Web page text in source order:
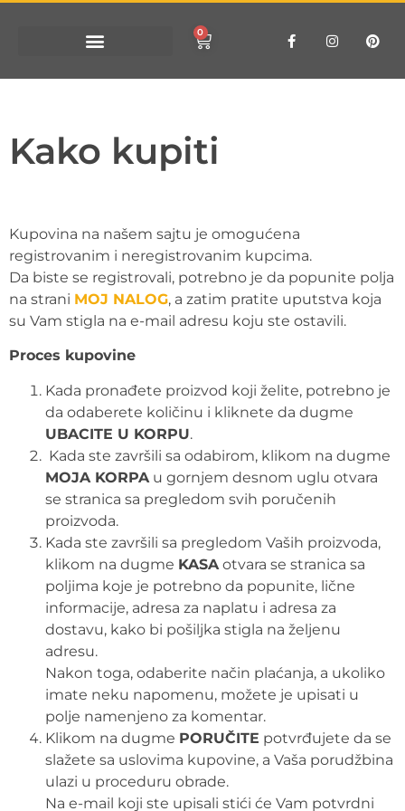
0
Kako kupiti
Kupovina na našem sajtu je omogućena
registrovanim i neregistrovanim kupcima.
Da biste se registrovali, potrebno je da popunite polja
na strani MOJ NALOG, a zatim pratite uputstva koja
su Vam stigla na e-mail adresu koju ste ostavili.
Proces kupovine
Kada pronađete proizvod koji želite, potrebno je
da odaberete količinu i kliknete da dugme
UBACITE U KORPU.
Kada ste završili sa odabirom, klikom na dugme
MOJA KORPA u gornjem desnom uglu otvara
se stranica sa pregledom svih poručenih
proizvoda.
Kada ste završili sa pregledom Vaših proizvoda,
klikom na dugme KASA otvara se stranica sa
poljima koje je potrebno da popunite, lične
informacije, adresa za naplatu i adresa za
dostavu, kako bi pošiljka stigla na željenu
adresu.
Nakon toga, odaberite način plaćanja, a ukoliko
imate neku napomenu, možete je upisati u
polje namenjeno za komentar.
Klikom na dugme PORUČITE potvrđujete da se
slažete sa uslovima kupovine, a Vaša porudžbina
ulazi u proceduru obrade.
Na e-mail koji ste upisali stići će Vam potvrdni